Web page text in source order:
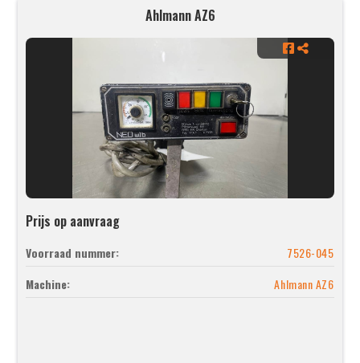
Ahlmann AZ6
Prijs op aanvraag
Voorraad nummer:
7526-045
Machine:
Ahlmann AZ6